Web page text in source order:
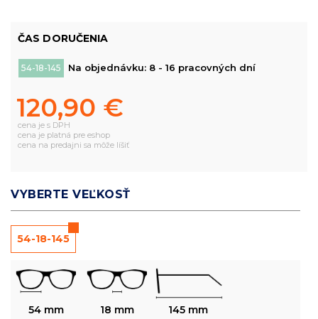
ČAS DORUČENIA
54-18-145 Na objednávku: 8 - 16 pracovných dní
120,90 €
cena je s DPH
cena je platná pre eshop
cena na predajni sa môže líšiť
VYBERTE VEĽKOSŤ
54-18-145
54 mm 18 mm 145 mm